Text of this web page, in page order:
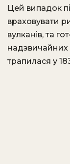
Цей випадок
враховувати
вулканів, та
надзвичайних
трапилася у